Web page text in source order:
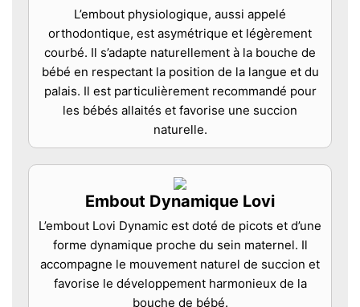
L’embout physiologique, aussi appelé
orthodontique, est asymétrique et légèrement
courbé. Il s’adapte naturellement à la bouche de
bébé en respectant la position de la langue et du
palais. Il est particulièrement recommandé pour
les bébés allaités et favorise une succion
naturelle.
Embout Dynamique Lovi
L’embout Lovi Dynamic est doté de picots et d’une
forme dynamique proche du sein maternel. Il
accompagne le mouvement naturel de succion et
favorise le développement harmonieux de la
bouche de bébé.